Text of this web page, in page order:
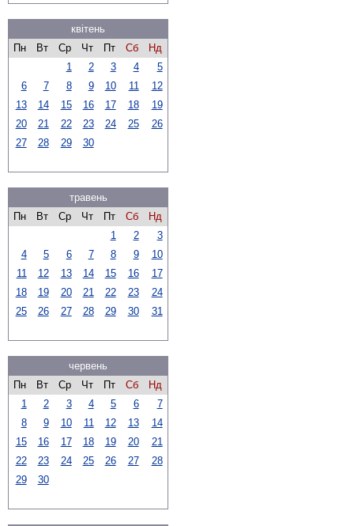
квітень
Пн
Вт Ср Чт Пт Сб
Нд
1
2 3 4
5
6
7 8 9 10 11
12
13
14 15 16 17 18
19
20
21 22 23 24 25
26
27
28 29 30
травень
Пн
Вт Ср Чт Пт Сб
Нд
1
2
3
4
5 6 7 8 9
10
11
12 13 14 15 16
17
18
19 20 21 22 23
24
25
26 27 28 29 30 31
червень
Пн
Вт Ср Чт Пт Сб
Нд
1
2 3 4 5 6
7
8
9 10 11 12 13
14
15
16 17 18 19 20
21
22
23 24 25 26 27
28
29
30